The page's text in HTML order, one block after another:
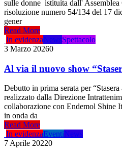
sulle donne istituita dall'
risoluzione numero 54/134 del 17
gener
Read More
In evidenzaNewsSpettacolo
3 Marzo 20260
Al via il nuovo show
Debutto in prima serata per
realizzato dalla Direzione
collaborazione con Endemol Shine
in onda da
Read More
In evidenzaEventiNews
7 Aprile 20220